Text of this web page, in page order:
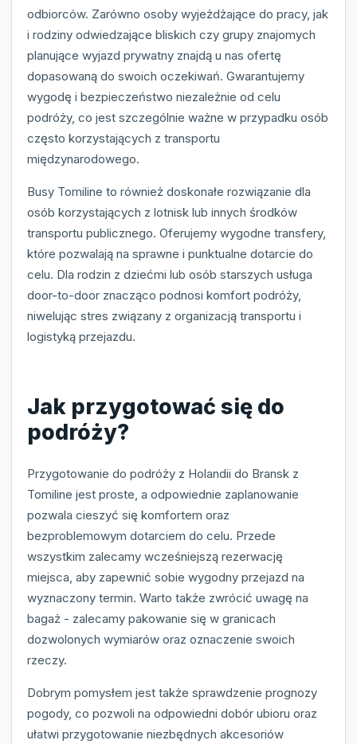
odbiorców. Zarówno osoby wyjeżdżające do pracy, jak
i rodziny odwiedzające bliskich czy grupy znajomych
planujące wyjazd prywatny znajdą u nas ofertę
dopasowaną do swoich oczekiwań. Gwarantujemy
wygodę i bezpieczeństwo niezależnie od celu
podróży, co jest szczególnie ważne w przypadku osób
często korzystających z transportu
międzynarodowego.
Busy Tomiline to również doskonałe rozwiązanie dla
osób korzystających z lotnisk lub innych środków
transportu publicznego. Oferujemy wygodne transfery,
które pozwalają na sprawne i punktualne dotarcie do
celu. Dla rodzin z dziećmi lub osób starszych usługa
door-to-door znacząco podnosi komfort podróży,
niwelując stres związany z organizacją transportu i
logistyką przejazdu.
Jak przygotować się do
podróży?
Przygotowanie do podróży z Holandii do Bransk z
Tomiline jest proste, a odpowiednie zaplanowanie
pozwala cieszyć się komfortem oraz
bezproblemowym dotarciem do celu. Przede
wszystkim zalecamy wcześniejszą rezerwację
miejsca, aby zapewnić sobie wygodny przejazd na
wyznaczony termin. Warto także zwrócić uwagę na
bagaż - zalecamy pakowanie się w granicach
dozwolonych wymiarów oraz oznaczenie swoich
rzeczy.
Dobrym pomysłem jest także sprawdzenie prognozy
pogody, co pozwoli na odpowiedni dobór ubioru oraz
ułatwi przygotowanie niezbędnych akcesoriów